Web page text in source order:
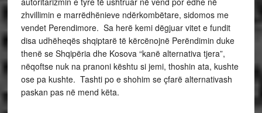
zhvillimin e marrëdhënieve ndërkombëtare, sidomos me
vendet Perendimore. Sa herë kemi dëgjuar vitet e fundit
disa udhëheqës shqiptarë të kërcënojnë Perëndimin duke
thenë se Shqipëria dhe Kosova “kanë alternativa tjera”,
nëqoftse nuk na pranoni kështu si jemi, thoshin ata, kushte
ose pa kushte. Tashti po e shohim se çfarë alternativash
paskan pas në mend këta.